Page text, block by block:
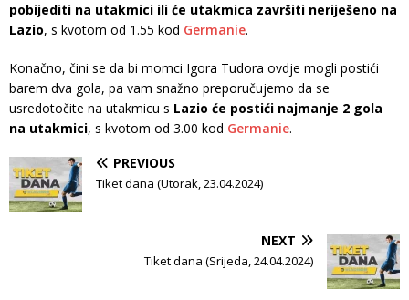
pobijediti na utakmici ili će utakmica završiti neriješeno na
Lazio, s kvotom od 1.55 kod Germanie.
Konačno, čini se da bi momci Igora Tudora ovdje mogli postići
barem dva gola, pa vam snažno preporučujemo da se
usredotočite na utakmicu s Lazio će postići najmanje 2 gola
na utakmici, s kvotom od 3.00 kod Germanie.
PREVIOUS
Tiket dana (Utorak, 23.04.2024)
NEXT
Tiket dana (Srijeda, 24.04.2024)